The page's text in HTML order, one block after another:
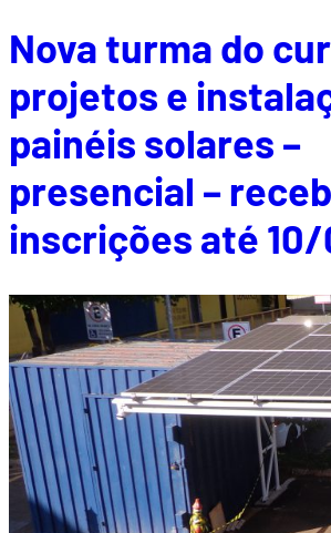
Nova turma do
projetos e
painéis solares –
presencial –
inscrições até